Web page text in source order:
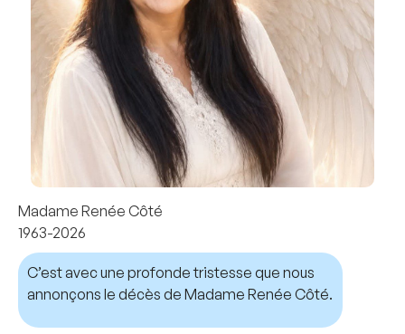
Madame Renée Côté
1963-2026
C’est avec une profonde tristesse que nous
annonçons le décès de Madame Renée Côté.